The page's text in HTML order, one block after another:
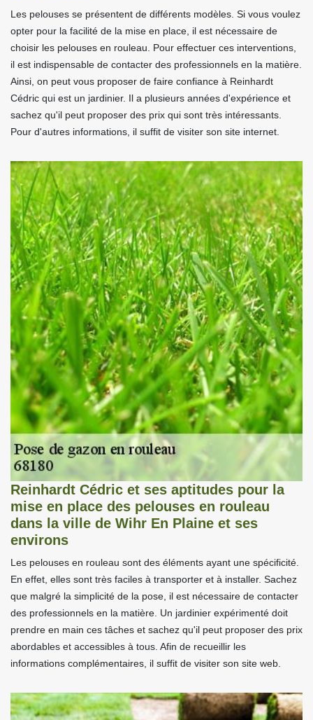
Les pelouses se présentent de différents modèles. Si vous voulez
opter pour la facilité de la mise en place, il est nécessaire de
choisir les pelouses en rouleau. Pour effectuer ces interventions,
il est indispensable de contacter des professionnels en la matière.
Ainsi, on peut vous proposer de faire confiance à Reinhardt
Cédric qui est un jardinier. Il a plusieurs années d'expérience et
sachez qu'il peut proposer des prix qui sont très intéressants.
Pour d'autres informations, il suffit de visiter son site internet.
Reinhardt Cédric et ses aptitudes pour la
mise en place des pelouses en rouleau
dans la ville de Wihr En Plaine et ses
environs
Les pelouses en rouleau sont des éléments ayant une spécificité.
En effet, elles sont très faciles à transporter et à installer. Sachez
que malgré la simplicité de la pose, il est nécessaire de contacter
des professionnels en la matière. Un jardinier expérimenté doit
prendre en main ces tâches et sachez qu'il peut proposer des prix
abordables et accessibles à tous. Afin de recueillir les
informations complémentaires, il suffit de visiter son site web.